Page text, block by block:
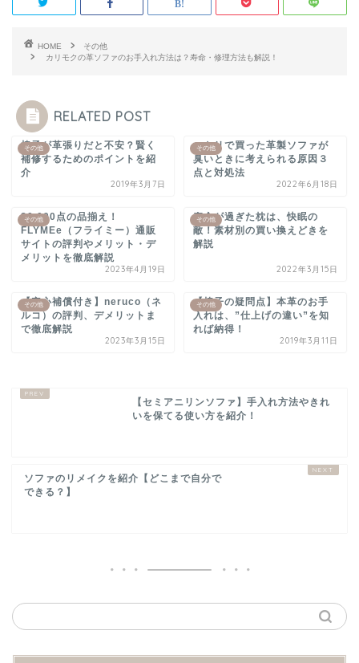
HOME
その他
カリモクの革ソファのお手入れ方法は？寿命・修理方法も解説！
RELATED POST
その他
椅子が革張りだと不安？賢く
補修するためのポイントを紹
介
2019年3月7日
その他
ニトリで買った革製ソファが
臭いときに考えられる原因３
点と対処法
2022年6月18日
その他
20,000点の品揃え！
FLYMEe（フライミー）通販
サイトの評判やメリット・デ
メリットを徹底解説
2023年4月19日
その他
寿命が過ぎた枕は、快眠の
敵！素材別の買い換えどきを
解説
2022年3月15日
その他
【安心補償付き】neruco（ネ
ルコ）の評判、デメリットま
で徹底解説
2023年3月15日
その他
【椅子の疑問点】本革のお手
入れは、”仕上げの違い”を知
れば納得！
2019年3月11日
【セミアニリンソファ】手入れ方法やきれ
いを保てる使い方を紹介！
ソファのリメイクを紹介【どこまで自分で
できる？】